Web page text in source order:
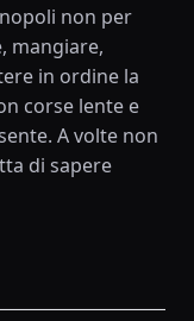
non per
mangiare,
in ordine la
corse lente e
A volte non
di sapere